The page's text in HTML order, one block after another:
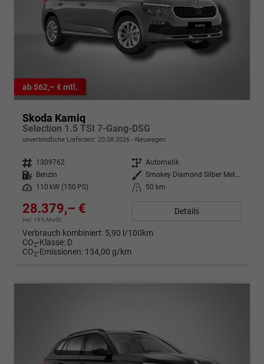
ab 562,– € mtl.
Skoda Kamiq
Selection 1.5 TSI 7-Gang-DSG
unverbindliche Lieferzeit: 20.08.2026 Neuwagen
Fahrzeugnr. 1309762 Getriebe Automatik
Kraftstoff
Benzin Außenfarbe
Smokey Diamond Silber Metallic
Leistung
110 kW (150 PS) Kilometerstand 50 km
28.379,– €
incl. 19% MwSt.
Details
Verbrauch kombiniert: 5,90 l/100km
CO2-Klasse: D
CO2-Emissionen: 134,00 g/km